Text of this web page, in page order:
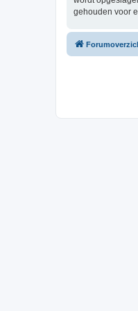
gehouden voor